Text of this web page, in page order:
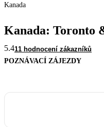
Kanada
Kanada: Toronto
5.411 hodnocení zákazníků
POZNÁVACÍ ZÁJEZDY